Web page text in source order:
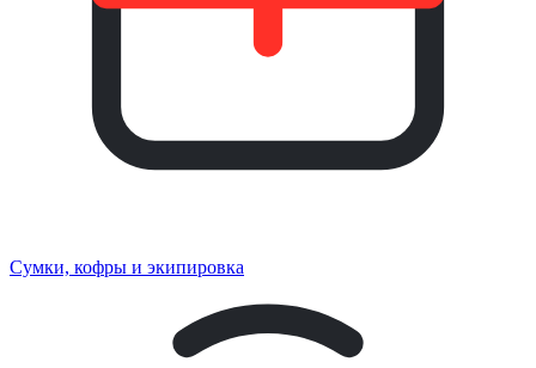
Сумки, кофры и экипировка